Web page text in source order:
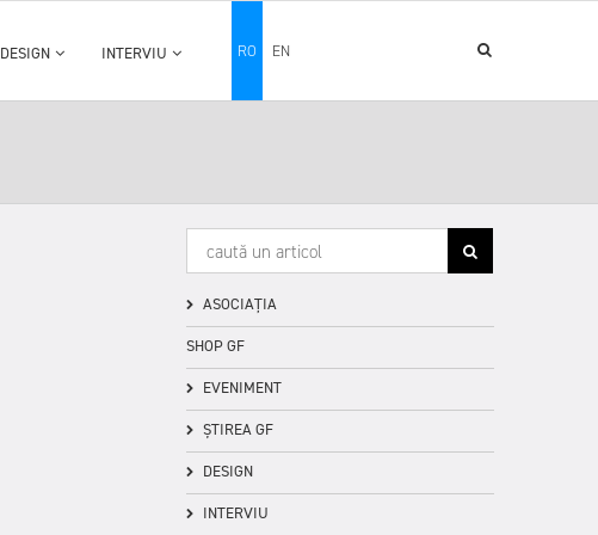
DESIGN INTERVIU RO EN
ASOCIAȚIA
SHOP GF
EVENIMENT
ȘTIREA GF
DESIGN
INTERVIU